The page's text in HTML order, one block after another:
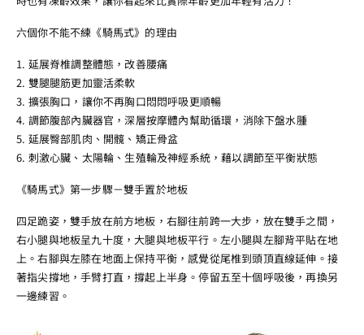
六個你不能不練《騎馬式》的理由
1. 延展脊椎調整體態，改善腰痛
2. 雙腿腿筋更加靈活柔軟
3. 擴張胸口，讓你不再胸口悶悶呼吸更順暢
4. 調節腹部內臟器官，深層按摩體內幫助循環，消除下盤水腫
5. 延展臀部肌肉、開髖、矯正骨盆
6. 刺激心臟、太陽輪、生殖輪及神經系統，藉以調節至平衡狀態
《騎馬式》第一步驟－雙手置於地板
四足跪姿，雙手放在前方地板，右腳往前跨一大步，放在雙手之間，
右小腿與地板呈九十度，大腿與地板平行。左小腿與左腳背平貼在地
上。右腳與左膝在地面上保持平衡，感覺從尾椎到頭頂直線延伸。接
著指尖撐地，手臂打直，撐起上半身。停留五至十個呼吸後，再換另
一邊練習。